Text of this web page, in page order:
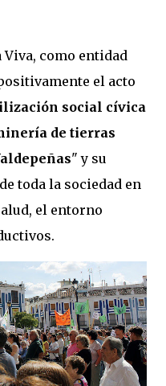
como entidad
el acto
social cívica
de tierras
" y su
toda la sociedad en
el entorno